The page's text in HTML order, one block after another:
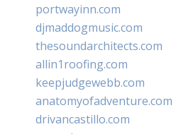
portwayinn.com
djmaddogmusic.com
thesoundarchitects.com
allin1roofing.com
keepjudgewebb.com
anatomyofadventure.com
drivancastillo.com